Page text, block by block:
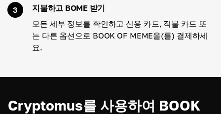
3
지불하고 BOME 받기
모든 세부 정보를 확인하고 신용 카드, 직불 카드 또
는 다른 옵션으로 BOOK OF MEME을(를) 결제하세
요.
Cryptomus를 사용하여 BOOK